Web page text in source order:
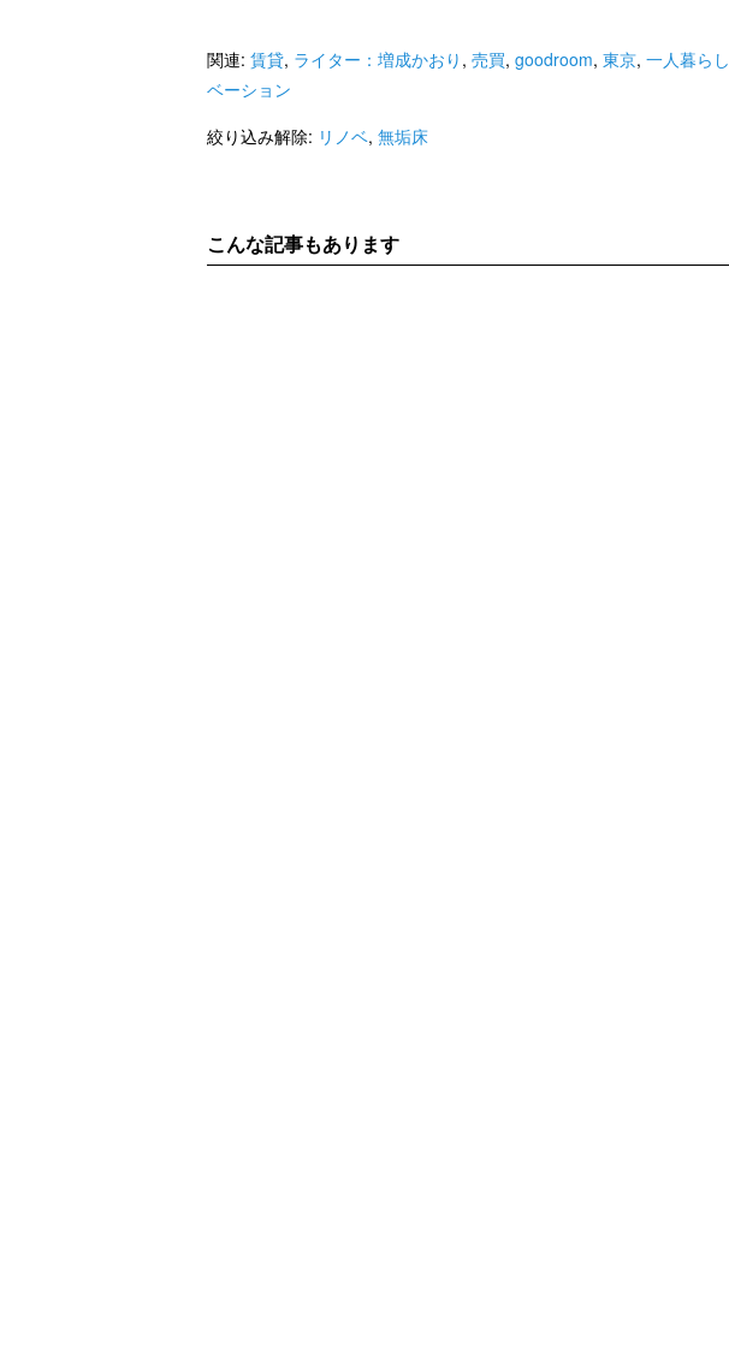
新大塚駅 茗荷谷駅
ライター：増成かおり
賃貸
ライター：増成かおり 賃貸
関連: 賃貸, ライター：増成かおり , 売買, goodroom, 東京, 一人暮らし
ベーション
絞り込み解除: リノベ, 無垢床
こんな記事もあります